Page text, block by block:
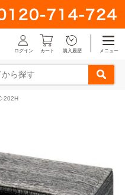
ログイン カート 購入履歴 メニュー
202H